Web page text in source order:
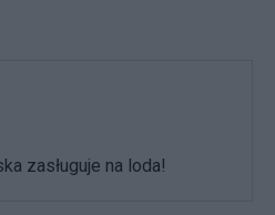
zasługuje na loda!